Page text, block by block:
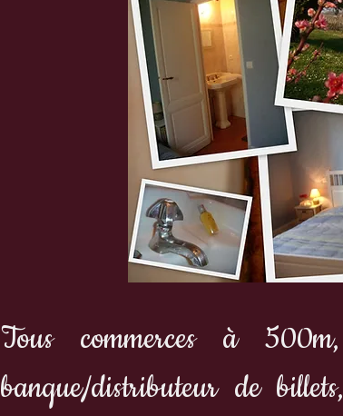
Tous commerces à
banque/distributeur de